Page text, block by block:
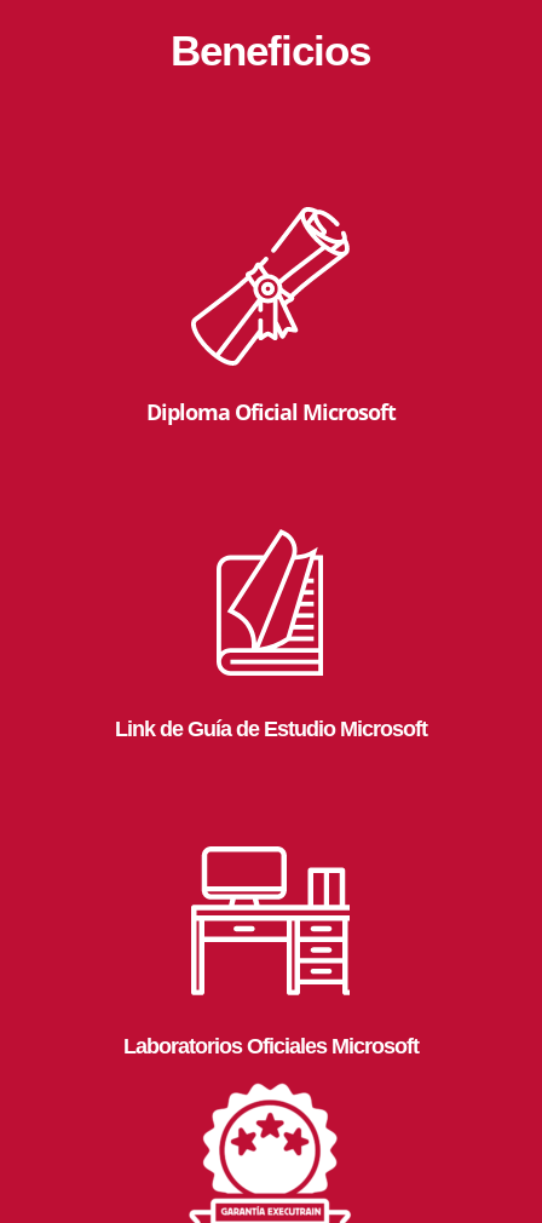
Beneficios
Diploma Oficial Microsoft
Link de Guía de Estudio Microsoft
Laboratorios Oficiales Microsoft